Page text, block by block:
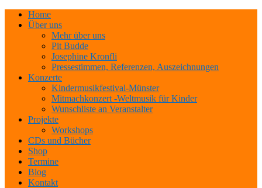
Home
Über uns
Mehr über uns
Pit Budde
Josephine Kronfli
Pressestimmen, Referenzen, Auszeichnungen
Konzerte
Kindermusikfestival-Münster
Mitmachkonzert -Weltmusik für Kinder
Wunschliste an Veranstalter
Projekte
Workshops
CDs und Bücher
Shop
Termine
Blog
Kontakt